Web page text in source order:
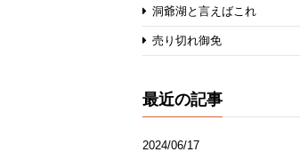
洞爺湖と言えばこれ
売り切れ御免
最近の記事
2024/06/17